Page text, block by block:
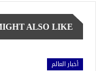
ALSO LIKE
أخبار العالم